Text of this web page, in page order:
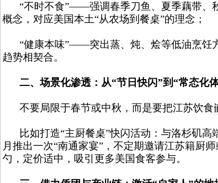
“不时不食”——强调春季刀鱼、夏季藕带、
概念，对应美国本土“从农场到餐桌”的理念；
“健康本味”——突出蒸、炖、烩等低油烹饪
趋势相契合。
二、场景化渗透：从“节日快闪”到“常态化
不要局限于春节或中秋，而是要把江苏饮食
比如打造“主厨餐桌”快闪活动：与洛杉矶高
月推出一次“南通家宴”，不定期邀请江苏籍厨
勺，定价适中，吸引更多美国食客参与。